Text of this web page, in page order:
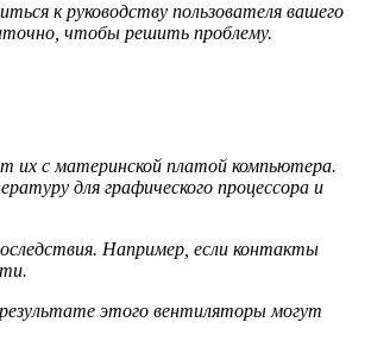
к руководству пользователя вашего
чтобы решить проблему.
их с материнской платой компьютера.
для графического процессора и
Например, если контакты
этого вентиляторы могут